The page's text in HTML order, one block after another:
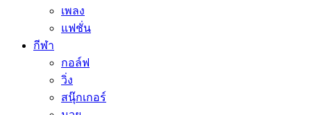
เพลง
แฟชั่น
กีฬา
กอล์ฟ
วิ่ง
สนุ๊กเกอร์